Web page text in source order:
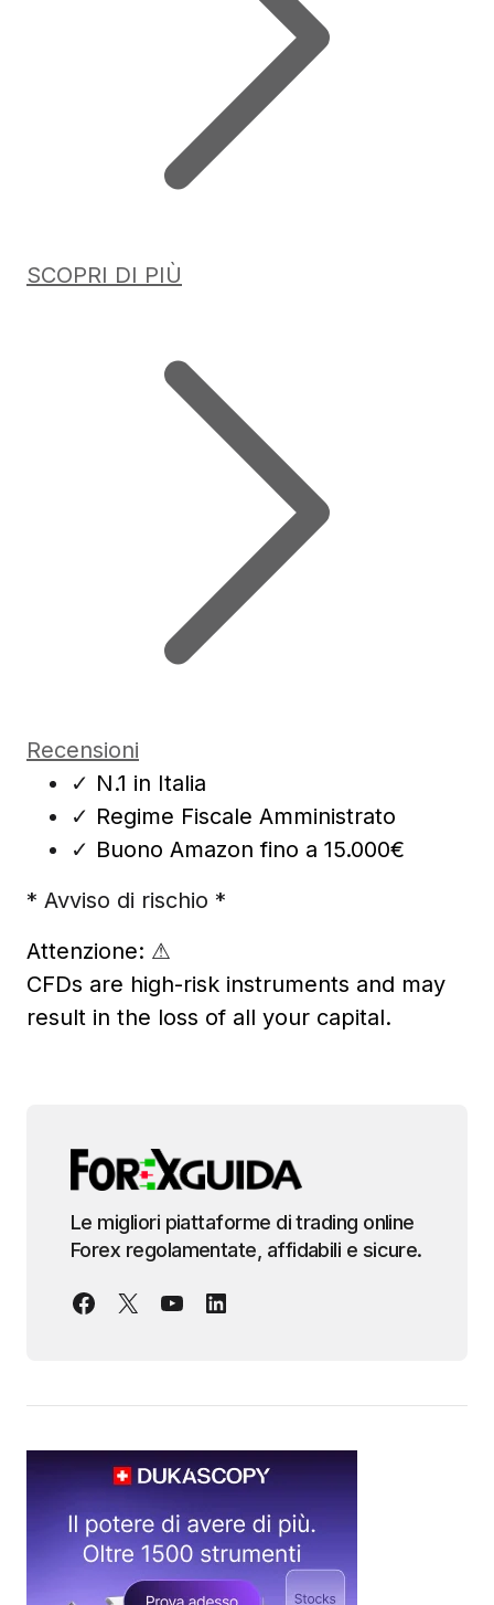
SCOPRI DI PIÙ
Recensioni
✓ N.1 in Italia
✓ Regime Fiscale Amministrato
✓ Buono Amazon fino a 15.000€
* Avviso di rischio *
Attenzione: ⚠
CFDs are high-risk instruments and may
result in the loss of all your capital.
Le migliori piattaforme di trading online
Forex regolamentate, affidabili e sicure.